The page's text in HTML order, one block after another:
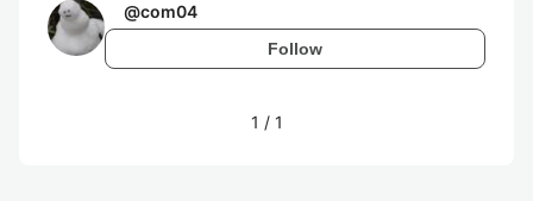
@com04
Follow
1 / 1